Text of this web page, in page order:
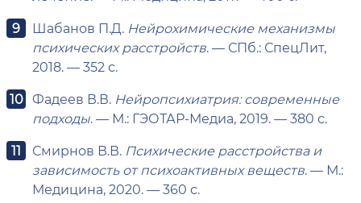
Шабанов П.Д. Нейрохимические механизмы
психических расстройств. — СПб.: СпецЛит,
2018. — 352 с.
Фадеев В.В. Нейропсихиатрия: современные
подходы. — М.: ГЭОТАР-Медиа, 2019. — 380 с.
Смирнов В.В. Психические расстройства и
зависимость от психоактивных веществ. — М.:
Медицина, 2020. — 360 с.